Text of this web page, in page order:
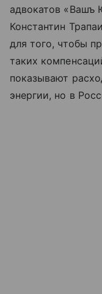
адвокатов «Вашъ
Константин
для того, чтобы
таких
показывают
энергии, но в